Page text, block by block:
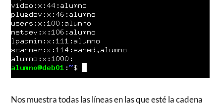
Nos muestra todas las líneas en las que esté la cadena